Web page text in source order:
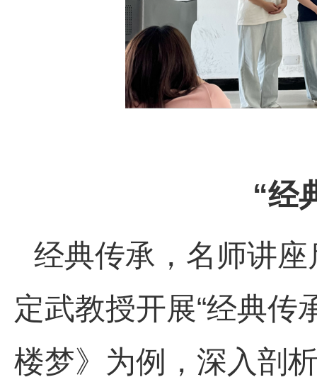
“经
经典传承 ， 名师讲座
定武教授开展“经典传
楼梦》 为例，深入剖